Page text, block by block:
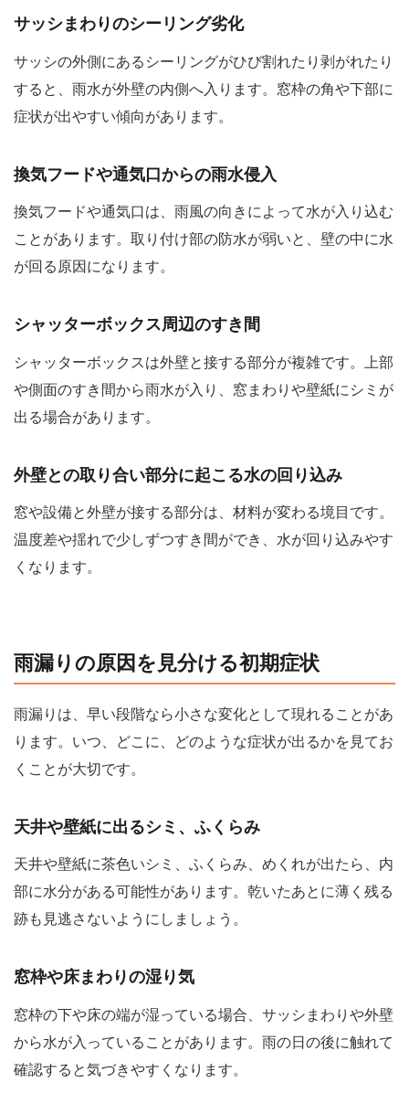
サッシまわりのシーリング劣化
サッシの外側にあるシーリングがひび割れたり剥がれたり
すると、雨水が外壁の内側へ入ります。窓枠の角や下部に
症状が出やすい傾向があります。
換気フードや通気口からの雨水侵入
換気フードや通気口は、雨風の向きによって水が入り込む
ことがあります。取り付け部の防水が弱いと、壁の中に水
が回る原因になります。
シャッターボックス周辺のすき間
シャッターボックスは外壁と接する部分が複雑です。上部
や側面のすき間から雨水が入り、窓まわりや壁紙にシミが
出る場合があります。
外壁との取り合い部分に起こる水の回り込み
窓や設備と外壁が接する部分は、材料が変わる境目です。
温度差や揺れで少しずつすき間ができ、水が回り込みやす
くなります。
雨漏りの原因を見分ける初期症状
雨漏りは、早い段階なら小さな変化として現れることがあ
ります。いつ、どこに、どのような症状が出るかを見てお
くことが大切です。
天井や壁紙に出るシミ、ふくらみ
天井や壁紙に茶色いシミ、ふくらみ、めくれが出たら、内
部に水分がある可能性があります。乾いたあとに薄く残る
跡も見逃さないようにしましょう。
窓枠や床まわりの湿り気
窓枠の下や床の端が湿っている場合、サッシまわりや外壁
から水が入っていることがあります。雨の日の後に触れて
確認すると気づきやすくなります。